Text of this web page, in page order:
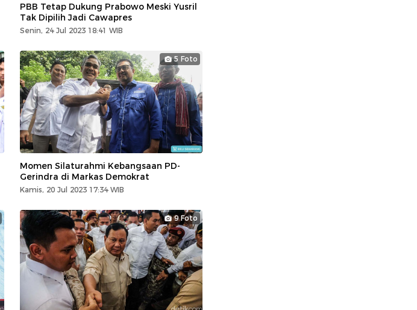
PBB Tetap Dukung Prabowo Meski Yusril
Tak Dipilih Jadi Cawapres
Senin, 24 Jul 2023 18:41 WIB
5 Foto
Momen Silaturahmi Kebangsaan PD-
Gerindra di Markas Demokrat
Kamis, 20 Jul 2023 17:34 WIB
9 Foto